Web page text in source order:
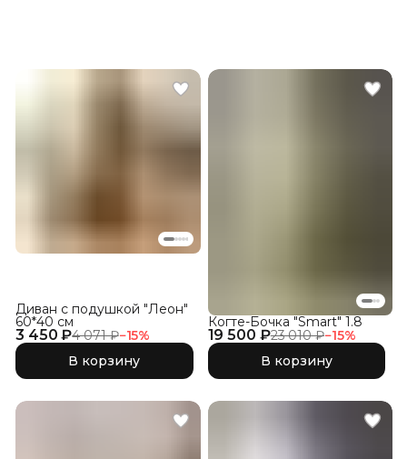
3 450 ₽4 071 ₽−15%
Диван с подушкой "Леон"
60*40 см
В корзину
19 500 ₽23 010 ₽−15%
Когте-Бочка "Smart" 1.8
В корзину